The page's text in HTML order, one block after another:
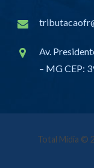
Av.
– MG CEP:
Total Mídia ©